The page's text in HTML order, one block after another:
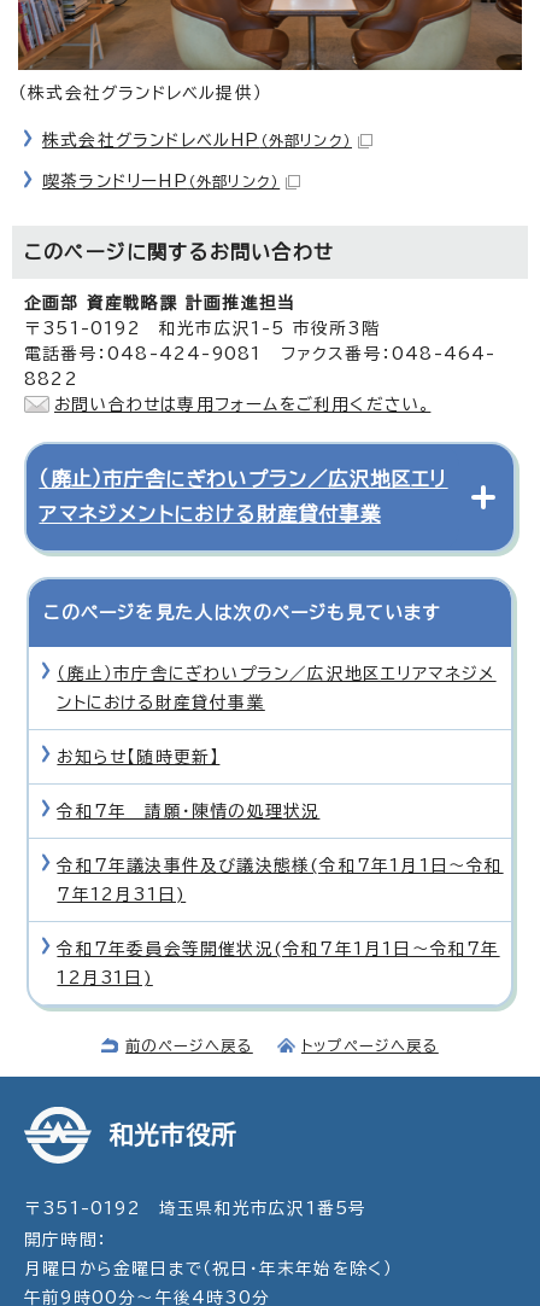
（株式会社グランドレベル提供）
株式会社グランドレベルHP （外部リンク）
喫茶ランドリーHP （外部リンク）
このページに関する お問い合わせ
企画部 資産戦略課 計画推進担当
〒351-0192 和光市広沢1-5 市役所3階
電話番号：048-424-9081 ファクス番号：048-464-
8822
お問い合わせは専用フォームをご利用ください。
（廃止）市庁舎にぎわいプラン／広沢地区エリ
アマネジメントにおける財産貸付事業
このページを見た人は次のページも見ています
（廃止）市庁舎にぎわいプラン／広沢地区エリアマネジメ
ントにおける財産貸付事業
お知らせ【随時更新】
令和7年 請願・陳情の処理状況
令和7年議決事件及び議決態様(令和7年1月1日〜令和
7年12月31日)
令和7年委員会等開催状況(令和7年1月1日〜令和7年
12月31日)
前のページへ戻る トップページへ戻る
和光市役所
〒351-0192 埼玉県和光市広沢1番5号
開庁時間：
月曜日から金曜日まで（祝日・年末年始を除く）
午前9時00分～午後4時30分